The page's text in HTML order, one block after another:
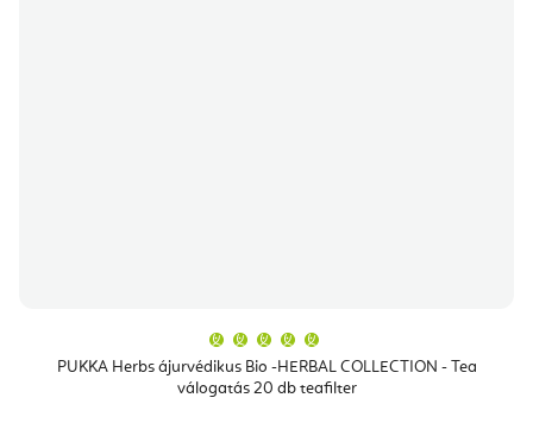
PUKKA Herbs ájurvédikus Bio -HERBAL COLLECTION - Tea
válogatás 20 db teafilter
átlagos
értékelése
5-